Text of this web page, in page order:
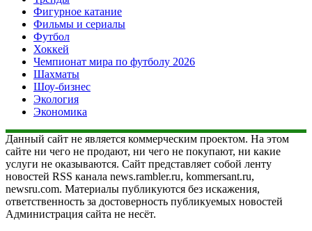
Фигурное катание
Фильмы и сериалы
Футбол
Хоккей
Чемпионат мира по футболу 2026
Шахматы
Шоу-бизнес
Экология
Экономика
Данный сайт не является коммерческим проектом. На этом
сайте ни чего не продают, ни чего не покупают, ни какие
услуги не оказываются. Сайт представляет собой ленту
новостей RSS канала news.rambler.ru, kommersant.ru,
newsru.com. Материалы публикуются без искажения,
ответственность за достоверность публикуемых новостей
Администрация сайта не несёт.